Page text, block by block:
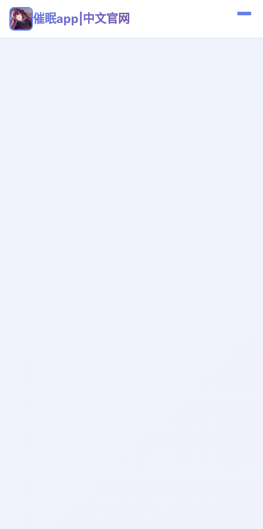
催眠app|中文官网